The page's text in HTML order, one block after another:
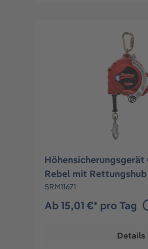
Rebel mit Rettungshub
SRM11671
Ab 15,01 €* pro Tag
Details